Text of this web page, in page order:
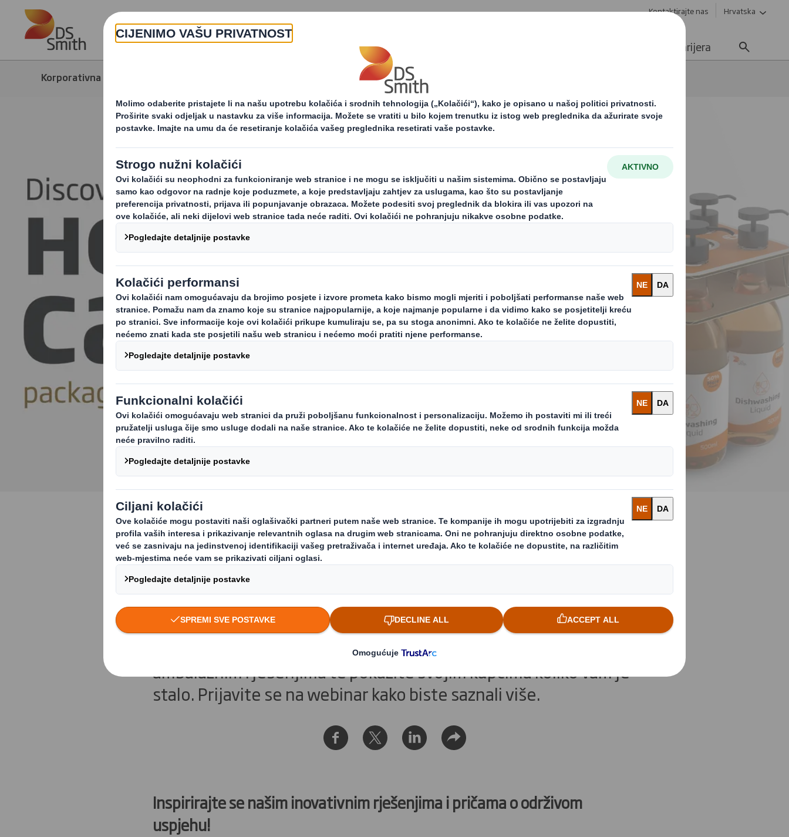
Skip to main content Kontaktirajte nas Hrvatska
O nama Karijera
Korporativna stranica Novosti i priopćenja za tisak Otkrijte inovativna Home caRe ambalažna rješenja
Home caRe webinar - 24.11.22. u 11:00
Povećajte prodaju, smanjite ambalažni otpad i ugljični otisak.
Saznajte više o DS Smithovim Home caRe inovativnim
ambalažnim rješenjima te pokažite svojim kupcima koliko vam je
stalo. Prijavite se na webinar kako biste saznali više.
Inspirirajte se našim inovativnim rješenjima i pričama o održivom
uspjehu!